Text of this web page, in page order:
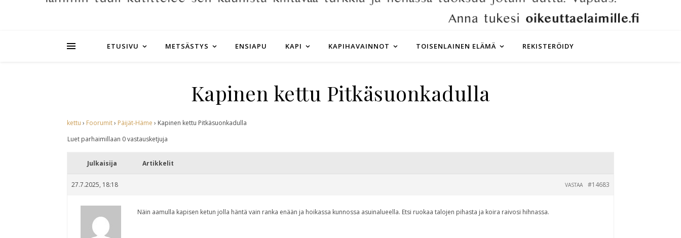
ETUSIVU METSÄSTYS ENSIAPU KAPI KAPIHAVAINNOT TOISENLAINEN ELÄMÄ REKISTERÖIDY
Kapinen kettu Pitkäsuonkadulla
kettu › Foorumit› Päijät-Häme › Kapinen kettu Pitkäsuonkadulla
Luet parhaimillaan 0 vastausketjuja
Julkaisija Artikkelit
27.7.2025, 18:18 #14683
VASTAA
Näin aamulla kapisen ketun jolla häntä vain ranka enään ja hoikassa kunnossa asuinalueella. Etsi ruokaa talojen pihasta ja koira raivosi hihnassa.